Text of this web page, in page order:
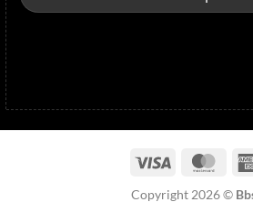
Visa
Copyright 2026 ©